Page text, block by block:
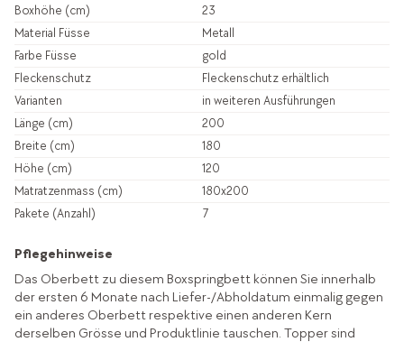
Boxhöhe (cm)
23
Material Füsse
Metall
Farbe Füsse
gold
Fleckenschutz
Fleckenschutz erhältlich
Varianten
in weiteren Ausführungen
Länge (cm)
200
Breite (cm)
180
Höhe (cm)
120
Matratzenmass (cm)
180x200
Pakete (Anzahl)
7
Pflegehinweise
Das Oberbett zu diesem Boxspringbett können Sie innerhalb
der ersten 6 Monate nach Liefer-/Abholdatum einmalig gegen
ein anderes Oberbett respektive einen anderen Kern
derselben Grösse und Produktlinie tauschen. Topper sind